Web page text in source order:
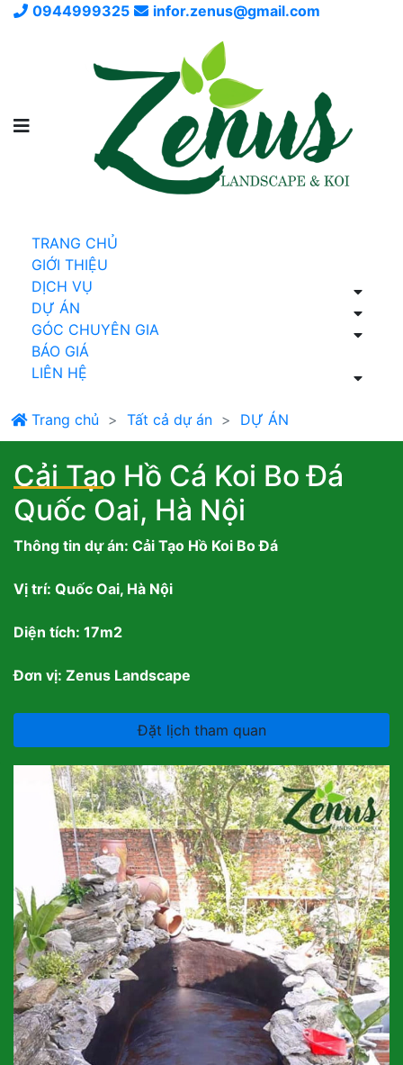
0944999325 infor.zenus@gmail.com
TRANG CHỦ
GIỚI THIỆU
DỊCH VỤ
DỰ ÁN
GÓC CHUYÊN GIA
BÁO GIÁ
LIÊN HỆ
Trang chủ Tất cả dự án DỰ ÁN
Cải Tạo Hồ Cá Koi Bo Đá
Quốc Oai, Hà Nội
Thông tin dự án: Cải Tạo Hồ Koi Bo Đá
Vị trí: Quốc Oai, Hà Nội
Diện tích: 17m2
Đơn vị: Zenus Landscape
Đặt lịch tham quan